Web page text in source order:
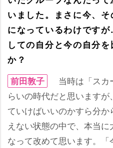
いました。まさに今、
になっているわけです
しての自分と今の自分
か？
前田敦子
当時は「スカ
らいの時代だと思います
ていけばいいのかすら分
えない状態の中で、本当
なって改めて思います。